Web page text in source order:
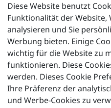
VIVE
Diese Website benutzt
Funktionalität der Website,
analysieren und Sie
Werbung bieten. Einige
wichtig für die Website zu
funktionieren. Diese
werden. Dieses Cookie
Ihre Präferenz der
und Werbe-Cookies zu